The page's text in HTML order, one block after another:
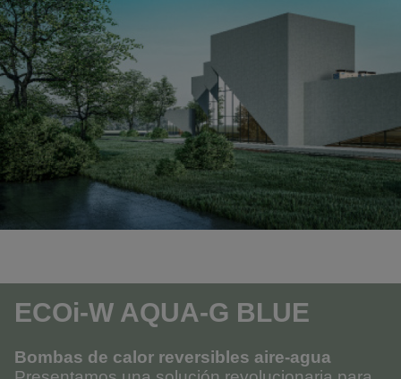
ECOi-W AQUA-G BLUE
Bombas de calor reversibles aire-agua